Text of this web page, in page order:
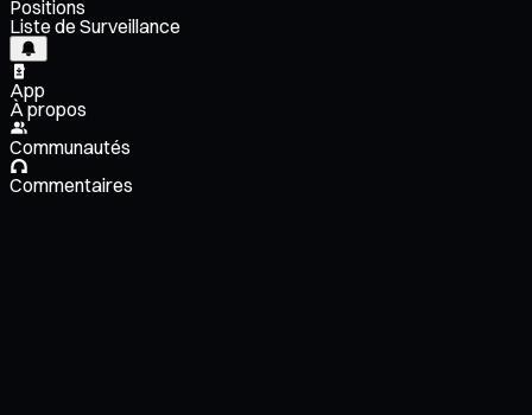
Positions
Liste de Surveillance
App
À propos
Communautés
Commentaires